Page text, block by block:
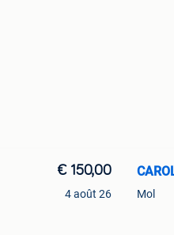
€ 150,00
4 août 26 Mol